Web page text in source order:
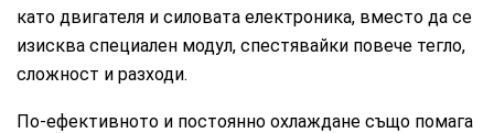
като двигателя и силовата електроника, вместо да се
изисква специален модул, спестявайки повече тегло,
сложност и разходи.
По-ефективното и постоянно охлаждане също помага